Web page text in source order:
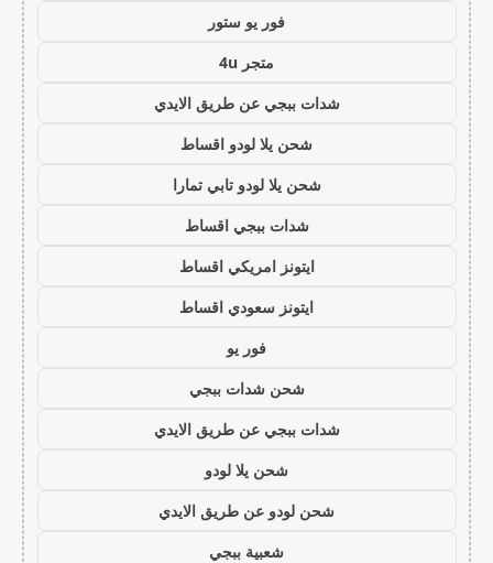
فور يو ستور
متجر 4u
شدات ببجي عن طريق الايدي
شحن يلا لودو اقساط
شحن يلا لودو تابي تمارا
شدات ببجي اقساط
ايتونز امريكي اقساط
ايتونز سعودي اقساط
فور يو
شحن شدات ببجي
شدات ببجي عن طريق الايدي
شحن يلا لودو
شحن لودو عن طريق الايدي
شعبية ببجي